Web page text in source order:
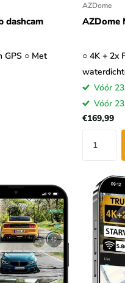
dashcam
GPS ○ Met
AZDome
AZDome
○ 4K + 2x
Vóór
Vóór
€169,99